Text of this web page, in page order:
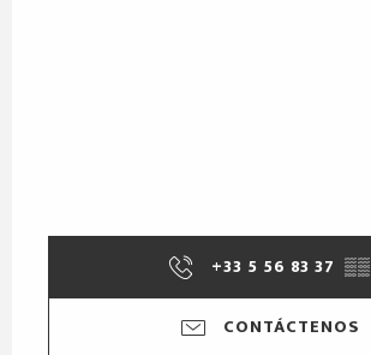
+33 5 56 83 37 ▒▒
CONTÁCTENOS